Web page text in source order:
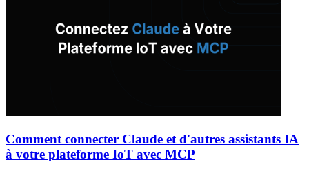
Comment connecter Claude et d'autres assistants IA
à votre plateforme IoT avec MCP